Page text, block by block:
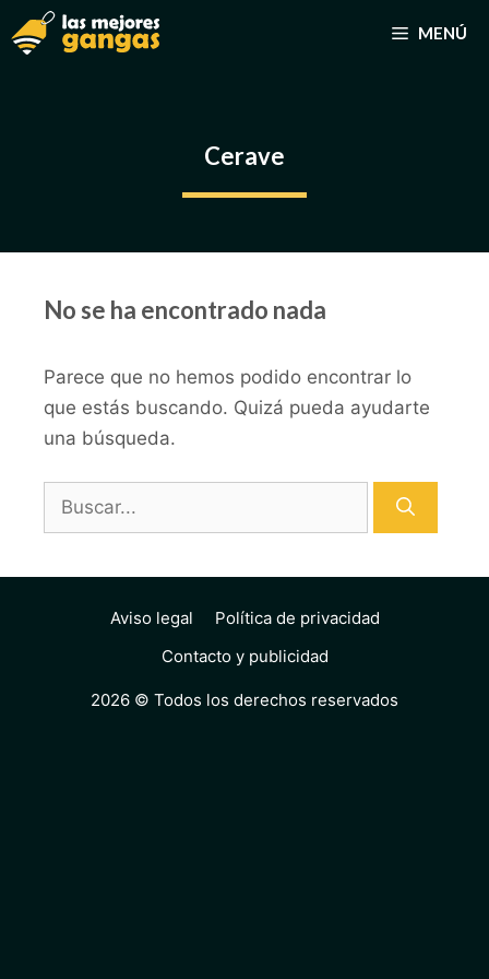
Saltar
al
MENÚ
Cerave
No se ha encontrado nada
Parece que no hemos podido encontrar lo
que estás buscando. Quizá pueda ayudarte
una búsqueda.
Buscar:
Aviso legal
Política de privacidad
Contacto y publicidad
2026 © Todos los derechos reservados